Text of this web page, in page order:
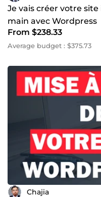
Je vais créer votre
main avec Wordpress
From $238.33
Average budget : $375.73
Chajia